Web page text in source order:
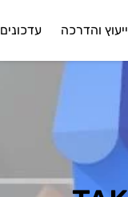
ייעוץ והדרכה עדכונים